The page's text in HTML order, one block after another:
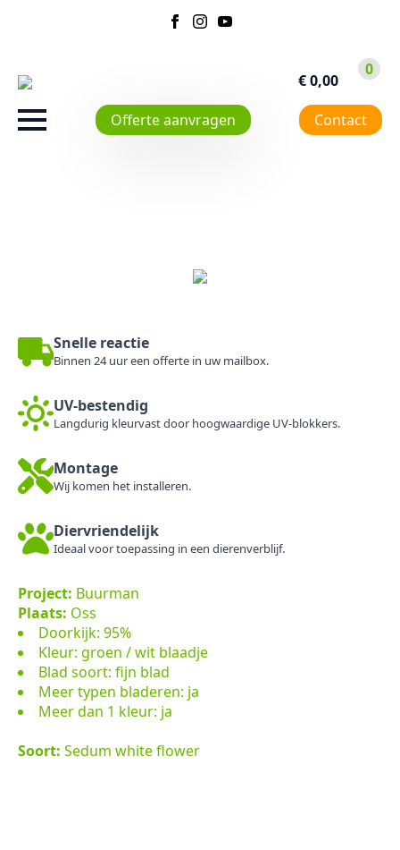
€0,00
0
Offerte aanvragen Contact
Snelle reactie
Binnen 24 uur een offerte in uw mailbox.
UV-bestendig
Langdurig kleurvast door hoogwaardige UV-blokkers.
Montage
Wij komen het installeren.
Diervriendelijk
Ideaal voor toepassing in een dierenverblijf.
Project: Buurman
Plaats: Oss
Doorkijk: 95%
Kleur: groen / wit blaadje
Blad soort: fijn blad
Meer typen bladeren: ja
Meer dan 1 kleur: ja
Soort: Sedum white flower